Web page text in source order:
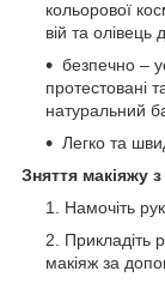
кольорової
вій та олівець
безпечно –
протестовані
натуральний
Легко та
Зняття макіяжу
Намочіть
Прикладіть
макіяж за